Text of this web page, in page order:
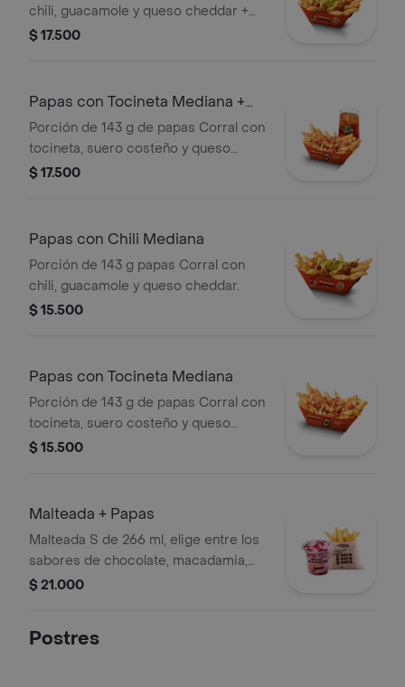
chili, guacamole y queso cheddar +
bebida
$ 17.500
Papas con Tocineta Mediana +
bebida
Porción de 143 g de papas Corral con
tocineta, suero costeño y queso
cheddar + bebida
$ 17.500
Papas con Chili Mediana
Porción de 143 g papas Corral con
chili, guacamole y queso cheddar.
$ 15.500
Papas con Tocineta Mediana
Porción de 143 g de papas Corral con
tocineta, suero costeño y queso
cheddar.
$ 15.500
Malteada + Papas
Malteada S de 266 ml, elige entre los
sabores de chocolate, macadamia,
frutos del bosque, vainilla o Café +
tiempo de entrega.
$ 21.000
Postres